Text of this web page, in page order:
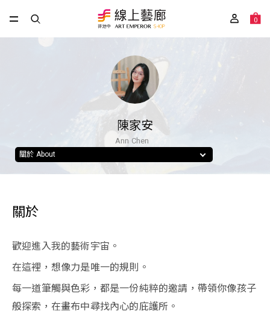
0
陳家安
Ann Chen
關於 About
關於
歡迎進入我的藝術宇宙。
在這裡，想像力是唯一的規則。
每一道筆觸與色彩，都是一份純粹的邀請，帶領你像孩子
般探索，在畫布中尋找內心的庇護所。